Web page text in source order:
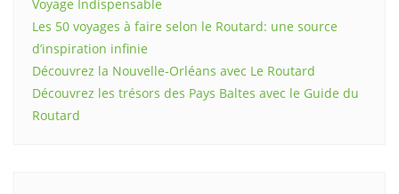
Voyage Indispensable
Les 50 voyages à faire selon le Routard: une source
d’inspiration infinie
Découvrez la Nouvelle-Orléans avec Le Routard
Découvrez les trésors des Pays Baltes avec le Guide du
Routard